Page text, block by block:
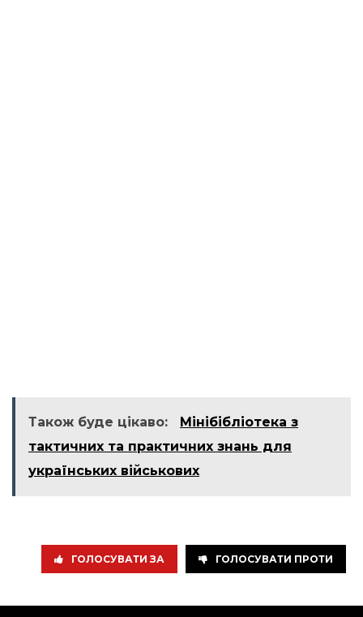
Також буде цікаво:
Мінібібліотека з
тактичних та практичних знань для
українських військових
ГОЛОСУВАТИ ЗА ГОЛОСУВАТИ ПРОТИ